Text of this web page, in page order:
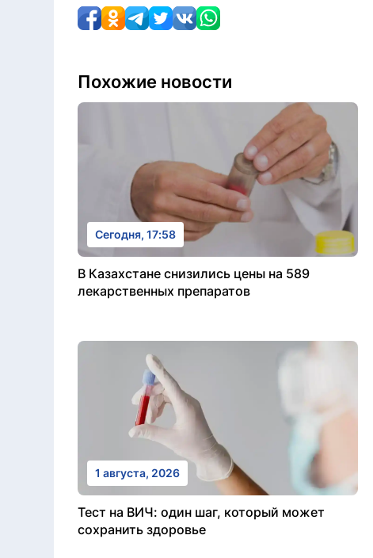
Похожие новости
Сегодня, 17:58
В Казахстане снизились цены на 589
лекарственных препаратов
1 августа, 2026
Тест на ВИЧ: один шаг, который может
сохранить здоровье